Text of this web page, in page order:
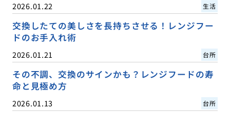
2026.01.22 生活
交換したての美しさを長持ちさせる！レンジフー
ドのお手入れ術
2026.01.21 台所
その不調、交換のサインかも？レンジフードの寿
命と見極め方
2026.01.13 台所